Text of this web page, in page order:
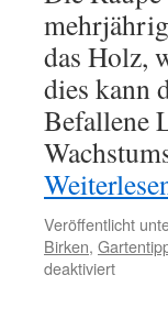
das Holz,
dies kann
Befallene
Veröffentlicht
Birken,
deaktiviert